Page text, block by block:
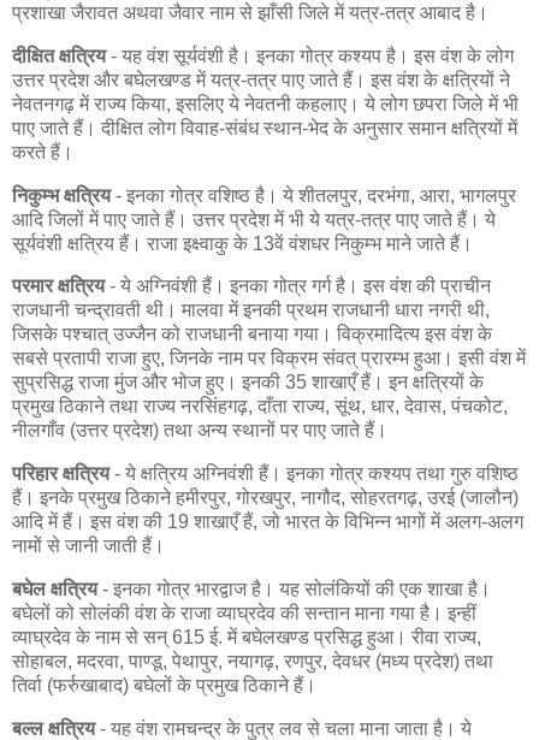
प्रशाखा जैरावत अथवा जैवार नाम से झाँसी जिले में यत्र-तत्र आबाद है।
दीक्षित क्षत्रिय- यह वंश सूर्यवंशी है। इनका गोत्र कश्यप है। इस वंश के लोग
उत्तर प्रदेश और बघेलखण्ड में यत्र-तत्र पाए जाते हैं। इस वंश के क्षत्रियों ने
नेवतनगढ़ में राज्य किया, इसलिए ये नेवतनी कहलाए। ये लोग छपरा जिले में भी
पाए जाते हैं। दीक्षित लोग विवाह-संबंध स्थान-भेद के अनुसार समान क्षत्रियों में
करते हैं।
निकुम्भ क्षत्रिय- इनका गोत्र वशिष्ठ है। ये शीतलपुर, दरभंगा, आरा, भागलपुर
आदि जिलों में पाए जाते हैं। उत्तर प्रदेश में भी ये यत्र-तत्र पाए जाते हैं। ये
सूर्यवंशी क्षत्रिय हैं। राजा इक्ष्वाकु के 13वें वंशधर निकुम्भ माने जाते हैं।
परमार क्षत्रिय- ये अग्निवंशी हैं। इनका गोत्र गर्ग है। इस वंश की प्राचीन
राजधानी चन्द्रावती थी। मालवा में इनकी प्रथम राजधानी धारा नगरी थी,
जिसके पश्चात् उज्जैन को राजधानी बनाया गया। विक्रमादित्य इस वंश के
सबसे प्रतापी राजा हुए, जिनके नाम पर विक्रम संवत् प्रारम्भ हुआ। इसी वंश में
सुप्रसिद्ध राजा मुंज और भोज हुए। इनकी 35 शाखाएँ हैं। इन क्षत्रियों के
प्रमुख ठिकाने तथा राज्य नरसिंहगढ़, दाँता राज्य, सूंथ, धार, देवास, पंचकोट,
नीलगाँव (उत्तर प्रदेश) तथा अन्य स्थानों पर पाए जाते हैं।
परिहार क्षत्रिय- ये क्षत्रिय अग्निवंशी हैं। इनका गोत्र कश्यप तथा गुरु वशिष्ठ
हैं। इनके प्रमुख ठिकाने हमीरपुर, गोरखपुर, नागौद, सोहरतगढ़, उरई (जालौन)
आदि में हैं। इस वंश की 19 शाखाएँ हैं, जो भारत के विभिन्न भागों में अलग-अलग
नामों से जानी जाती हैं।
बघेल क्षत्रिय- इनका गोत्र भारद्वाज है। यह सोलंकियों की एक शाखा है।
बघेलों को सोलंकी वंश के राजा व्याघ्रदेव की सन्तान माना गया है। इन्हीं
व्याघ्रदेव के नाम से सन् 615 ई. में बघेलखण्ड प्रसिद्ध हुआ। रीवा राज्य,
सोहाबल, मदरवा, पाण्डू, पेथापुर, नयागढ़, रणपुर, देवधर (मध्य प्रदेश) तथा
तिर्वा (फर्रुखाबाद) बघेलों के प्रमुख ठिकाने हैं।
बल्ल क्षत्रिय- यह वंश रामचन्द्र के पुत्र लव से चला माना जाता है। ये